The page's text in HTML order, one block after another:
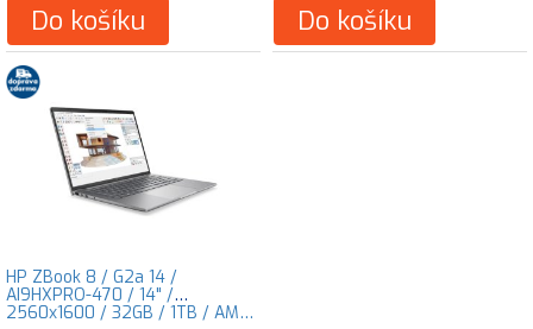
Do košíku Do košíku
HP ZBook 8 / G2a 14 /
AI9HXPRO-470 / 14" /
2560x1600 / 32GB / 1TB / AM…